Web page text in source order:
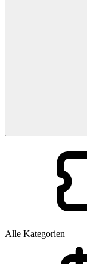
Alle Kategorien